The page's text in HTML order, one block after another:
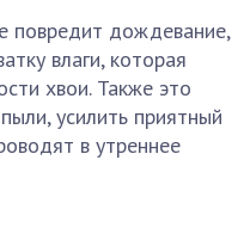
повредит дождевание,
влаги, которая
хвои. Также это
усилить приятный
в утреннее